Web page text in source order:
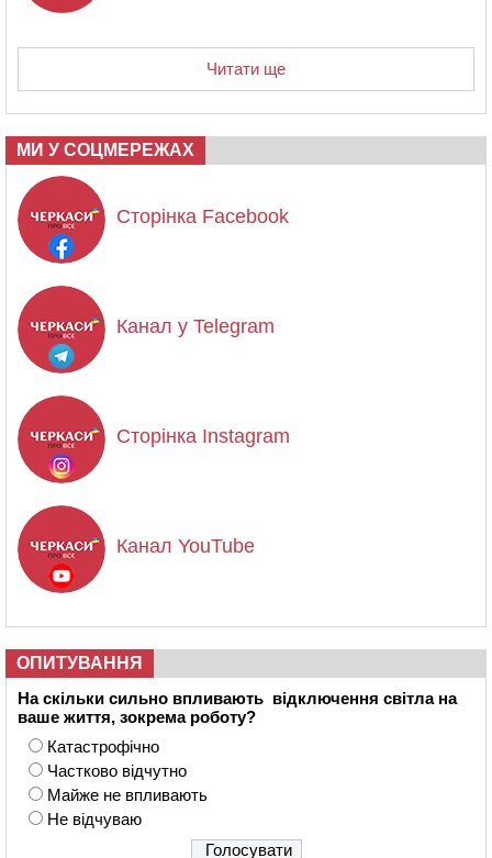
Читати ще
МИ У СОЦМЕРЕЖАХ
Сторінка Facebook
Канал у Telegram
Сторінка Instagram
Канал YouTube
ОПИТУВАННЯ
На скільки сильно впливають відключення світла на
ваше життя, зокрема роботу?
Катастрофічно
Частково відчутно
Майже не впливають
Не відчуваю